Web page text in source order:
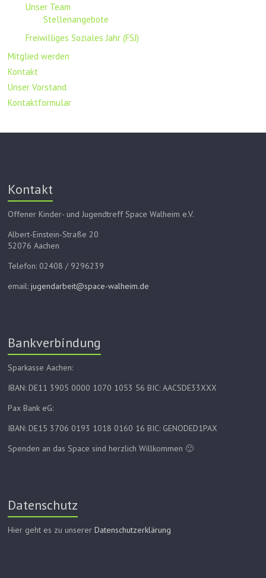
Unser Team
Stellenangebote
Freiwilliges Soziales Jahr (FSJ)
Mitglied werden
Kontakt
Unser Vorstand
Kontaktformular
Kontakt
Offener Kinder- und Jugendtreff Space Walheim e.V.
Albert-Einstein-Straße 20
52076 Aachen
Telefon: 02408 / 9296239
email:jugendarbeit@space-walheim.de
Bankverbindung
Sparkasse Aachen:
IBAN: DE11 3905 0000 1070 1053 56 BIC: AACSDE33XXX
Pax Bank eG:
IBAN: DE15 3706 0193 1018 0160 16 BIC: GENODED1PAX
Spenden an das Space sind herzlich Willkommen 🙂
Datenschutz
Hier geht es zu unsererDatenschutzerklärung